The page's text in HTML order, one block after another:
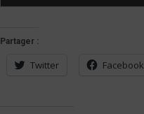
Partager :
Twitter Facebook